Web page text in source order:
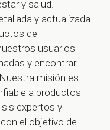
y salud.
y actualizada
de
usuarios
y encontrar
misión es
a productos
expertos y
el objetivo de